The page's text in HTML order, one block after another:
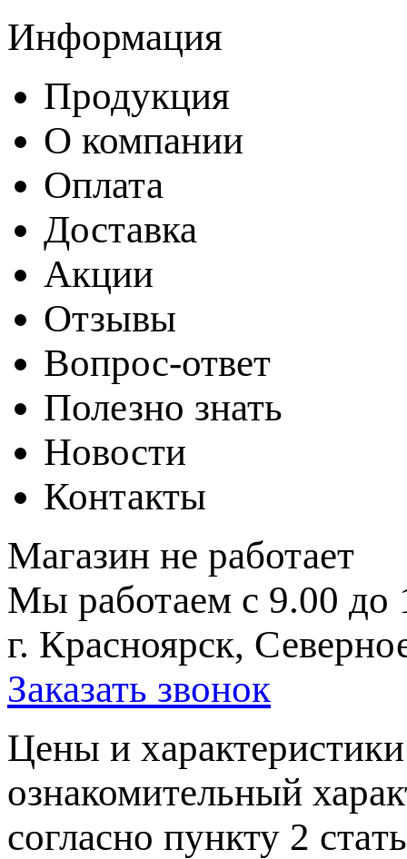
Информация
Продукция
О компании
Оплата
Доставка
Акции
Отзывы
Вопрос-ответ
Полезно знать
Новости
Контакты
Магазин не работает
Мы работаем с 9.00 до
г. Красноярск,
Заказать звонок
Цeны и
ознакомительный
согласно пункту 2